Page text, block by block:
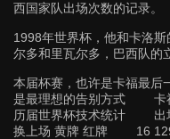
西国家队出场次数的记录。
1998年世界杯，他和卡洛
尔多和里瓦尔多，巴西队的
本届杯赛，也许是卡福最后
是最理想的告别方式 卡
历届世界杯技术统计 出
换上场 黄牌 红牌 16